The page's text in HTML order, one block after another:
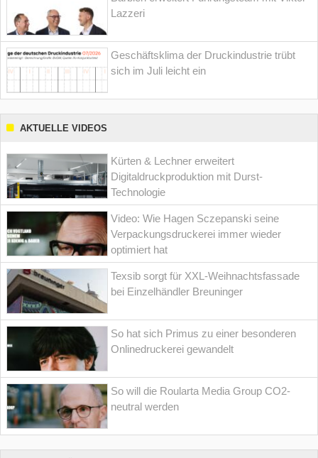
Lazzeri
Geschäftsklima der Druckindustrie trübt
sich im Juli leicht ein
AKTUELLE VIDEOS
Kürten & Lechner erweitert
Digitaldruckproduktion mit Durst-
Technologie
Video: Wie Hagen Sczepanski seine
Verpackungsdruckerei immer wieder
optimiert hat
Texsib sorgt für XXL-Weihnachtsfassade
bei Einzelhändler Breuninger
So hat sich Primus zu einer besonderen
Onlinedruckerei gewandelt
So will die Roularta Media Group CO2-
neutral werden